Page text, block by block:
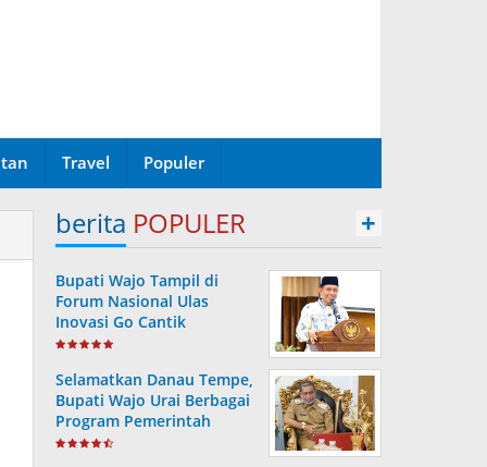
Travel Populer
berita POPULER +
Bupati Wajo Tampil di
Forum Nasional Ulas
Inovasi Go Cantik
Tanggulangi Infeksi
Selamatkan Danau Tempe,
Bupati Wajo Urai Berbagai
Program Pemerintah